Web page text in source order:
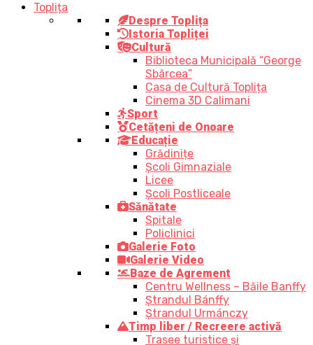
Toplița
Despre Toplița
Istoria Topliței
Cultură
Biblioteca Municipală “George
Sbârcea”
Casa de Cultură Toplița
Cinema 3D Calimani
Sport
Cetățeni de Onoare
Educație
Grădinițe
Școli Gimnaziale
Licee
Școli Postliceale
Sănătate
Spitale
Policlinici
Galerie Foto
Galerie Video
Baze de Agrement
Centru Wellness – Băile Banffy
Ștrandul Bánffy
Ștrandul Urmánczy
Timp liber / Recreere activă
Trasee turistice şi